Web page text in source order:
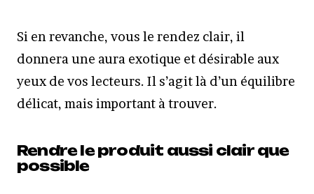
Si en revanche, vous le rendez clair, il
donnera une aura exotique et désirable aux
yeux de vos lecteurs. Il s’agit là d’un équilibre
délicat, mais important à trouver.
Rendre le produit aussi clair que
possible